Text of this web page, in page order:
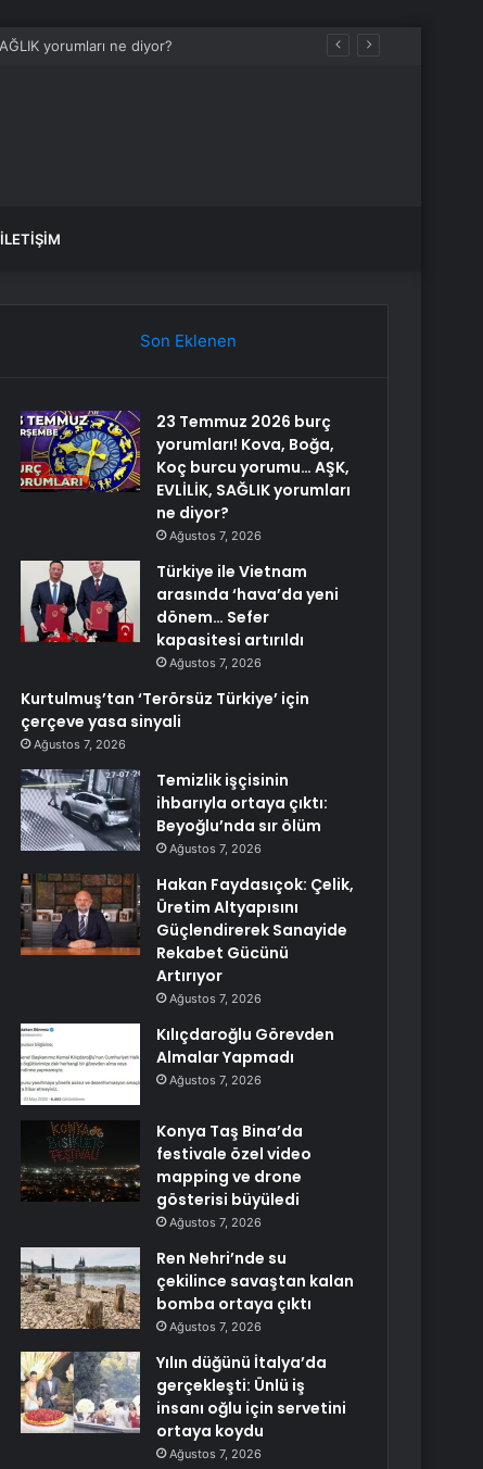
İLETIŞIM
Son Eklenen
23 Temmuz 2026 burç
yorumları! Kova, Boğa,
Koç burcu yorumu… AŞK,
EVLİLİK, SAĞLIK yorumları
ne diyor?
Ağustos 7, 2026
Türkiye ile Vietnam
arasında ‘hava’da yeni
dönem… Sefer
kapasitesi artırıldı
Ağustos 7, 2026
Kurtulmuş’tan ‘Terörsüz Türkiye’ için
çerçeve yasa sinyali
Ağustos 7, 2026
Temizlik işçisinin
ihbarıyla ortaya çıktı:
Beyoğlu’nda sır ölüm
Ağustos 7, 2026
Hakan Faydasıçok: Çelik,
Üretim Altyapısını
Güçlendirerek Sanayide
Rekabet Gücünü
Artırıyor
Ağustos 7, 2026
Kılıçdaroğlu Görevden
Almalar Yapmadı
Ağustos 7, 2026
Konya Taş Bina’da
festivale özel video
mapping ve drone
gösterisi büyüledi
Ağustos 7, 2026
Ren Nehri’nde su
çekilince savaştan kalan
bomba ortaya çıktı
Ağustos 7, 2026
Yılın düğünü İtalya’da
gerçekleşti: Ünlü iş
insanı oğlu için servetini
ortaya koydu
Ağustos 7, 2026